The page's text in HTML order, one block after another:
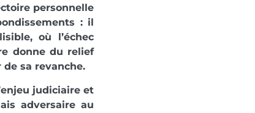
personnelle
: il
où l’échec
donne du relief
sa revanche.
judiciaire et
adversaire au